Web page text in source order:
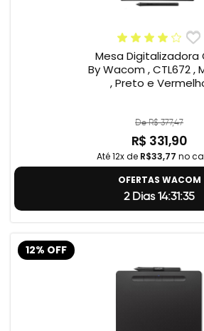
Mesa Digitalizadora
By Wacom , CTL672 ,
, Preto e
De R$ 377,47
R$ 331,90
Até 12x de R$33,77 no
OFERTAS WACOM
2 Dias 14:31:34
12% OFF